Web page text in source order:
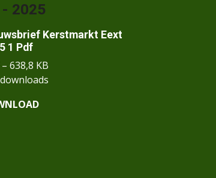
2025
Kerstmarkt Eext
1 Pdf
– 638,8 KB